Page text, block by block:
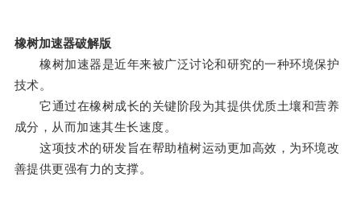
橡树加速器破解版
橡树加速器是近年来被广泛讨论和研究的一种环境保护
技术。
它通过在橡树成长的关键阶段为其提供优质土壤和营养
成分，从而加速其生长速度。
这项技术的研发旨在帮助植树运动更加高效，为环境改
善提供更强有力的支撑。